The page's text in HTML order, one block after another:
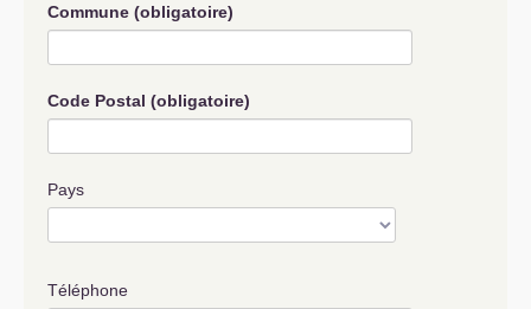
Commune (obligatoire)
Code Postal (obligatoire)
Pays
Téléphone